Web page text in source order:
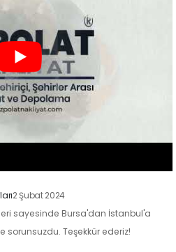
2 Şubat 2024
Gaziantep'ten Ankara'ya
Eşyalarımızı dikkatle
2 Şubat 2024
sayesinde Bursa'dan İstanbul'a
sorunsuzdu. Teşekkür ederiz!